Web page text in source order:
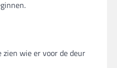
zien wie er voor de deur